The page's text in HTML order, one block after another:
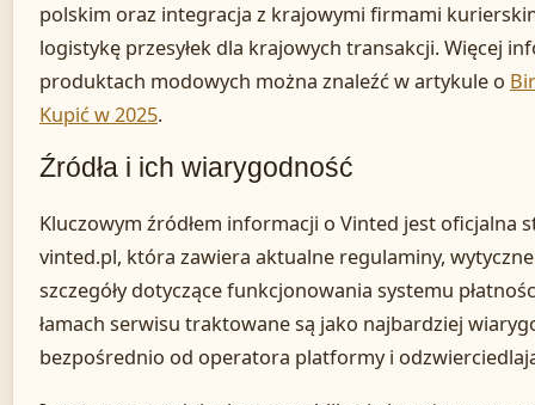
polskim oraz integracja z krajowymi firmami
logistykę przesyłek dla krajowych transakcji. Więcej
produktach modowych można znaleźć w artykule o
Kupić w 2025.
Źródła i ich wiarygodność
Kluczowym źródłem informacji o Vinted jest oficjalna
vinted.pl, która zawiera aktualne regulaminy,
szczegóły dotyczące funkcjonowania systemu
łamach serwisu traktowane są jako najbardziej
bezpośrednio od operatora platformy i